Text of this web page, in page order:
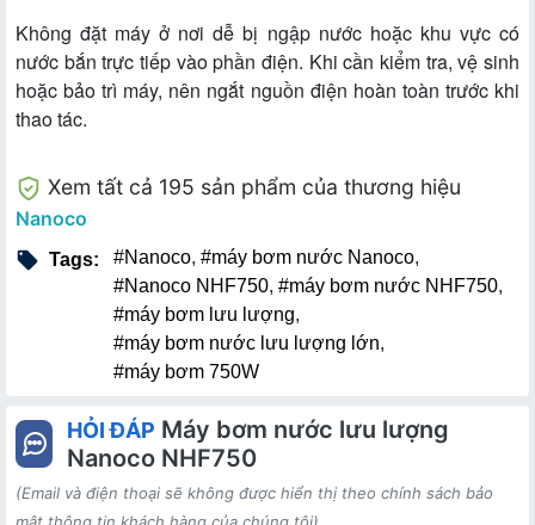
Không đặt máy ở nơi dễ bị ngập nước hoặc khu vực có
nước bắn trực tiếp vào phần điện. Khi cần kiểm tra, vệ sinh
hoặc bảo trì máy, nên ngắt nguồn điện hoàn toàn trước khi
thao tác.
Xem tất cả 195 sản phẩm của thương hiệu
Nanoco
Tags: #Nanoco, #máy bơm nước Nanoco,
#Nanoco NHF750, #máy bơm nước NHF750,
#máy bơm lưu lượng,
#máy bơm nước lưu lượng lớn,
#máy bơm 750W
HỎI ĐÁP Máy bơm nước lưu lượng
Nanoco NHF750
(Email và điện thoại sẽ không được hiển thị theo chính sách bảo